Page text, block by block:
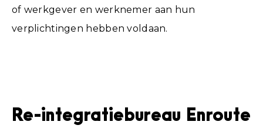
of werkgever en werknemer aan hun
verplichtingen hebben voldaan.
Re-integratiebureau Enroute